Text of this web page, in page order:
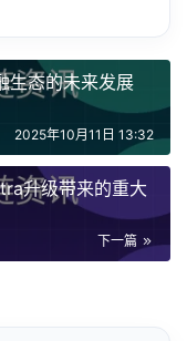
生态的未来发展
2025年10月11日 13:32
升级带来的重大
下一篇